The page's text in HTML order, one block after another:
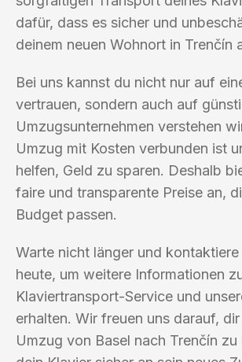
dafür, dass es sicher und
deinem neuen Wohnort in Trenčín
Bei uns kannst du nicht nur auf
vertrauen, sondern auch auf
Umzugsunternehmen verstehen
Umzug mit Kosten verbunden ist
helfen, Geld zu sparen. Deshalb
faire und transparente Preise an,
Budget passen.
Warte nicht länger und kontaktiere
heute, um weitere Informationen
Klaviertransport-Service und
erhalten. Wir freuen uns darauf,
Umzug von Basel nach Trenčín zu